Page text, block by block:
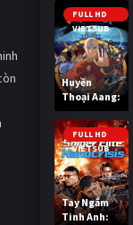
FULL HD
VIETSUB
Huyền
Thoại Aang:
Tiết Khí Sư
Cuối Cùng
FULL HD
VIETSUB
Tay Ngắm
Tinh Anh: